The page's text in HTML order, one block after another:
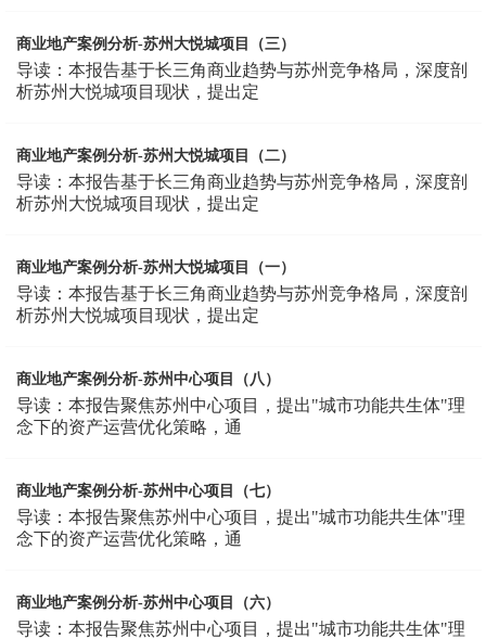
商业地产案例分析-苏州大悦城项目（三）
导读：本报告基于长三角商业趋势与苏州竞争格局，深度剖
析苏州大悦城项目现状，提出定
商业地产案例分析-苏州大悦城项目（二）
导读：本报告基于长三角商业趋势与苏州竞争格局，深度剖
析苏州大悦城项目现状，提出定
商业地产案例分析-苏州大悦城项目（一）
导读：本报告基于长三角商业趋势与苏州竞争格局，深度剖
析苏州大悦城项目现状，提出定
商业地产案例分析-苏州中心项目（八）
导读：本报告聚焦苏州中心项目，提出"城市功能共生体"理
念下的资产运营优化策略，通
商业地产案例分析-苏州中心项目（七）
导读：本报告聚焦苏州中心项目，提出"城市功能共生体"理
念下的资产运营优化策略，通
商业地产案例分析-苏州中心项目（六）
导读：本报告聚焦苏州中心项目，提出"城市功能共生体"理